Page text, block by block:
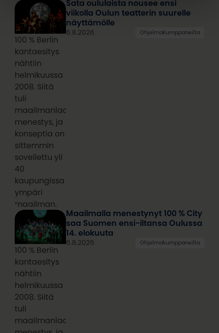
100 % Berlin
kantaesitys
nähtiin
helmikuussa
2008. Siitä
tuli
maailmanlaajuinen
menestys, ja
konseptia on
sittemmin
sovellettu yli
40
kaupungissa
ympäri
maailman.
Sata oululaista nousee ensi
viikolla Oulun teatterin suurelle
näyttämölle
6.8.2026 Ohjelmakumppaneilta
100 % Berlin
kantaesitys
nähtiin
helmikuussa
2008. Siitä
tuli
maailmanlaajuinen
Maailmalla menestynyt 100 % City
saa Suomen ensi-iltansa Oulussa
14. elokuuta
6.8.2026 Ohjelmakumppaneilta